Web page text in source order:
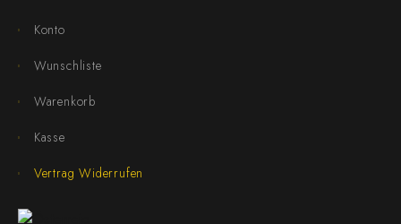
Konto
Wunschliste
Warenkorb
Kasse
Vertrag Widerrufen